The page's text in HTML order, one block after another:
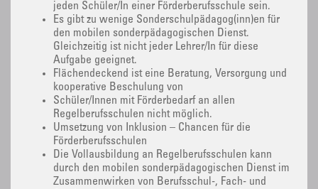
jeden Schüler/In einer Förderberufsschule sein.
Es gibt zu wenige Sonderschulpädagog(inn)en für
den mobilen sonderpädagogischen Dienst.
Gleichzeitig ist nicht jeder Lehrer/In für diese
Aufgabe geeignet.
Flächendeckend ist eine Beratung, Versorgung und
kooperative Beschulung von
Schüler/Innen mit Förderbedarf an allen
Regelberufsschulen nicht möglich.
Umsetzung von Inklusion – Chancen für die
Förderberufsschulen
Die Vollausbildung an Regelberufsschulen kann
durch den mobilen sonderpädagogischen Dienst im
Zusammenwirken von Berufsschul-, Fach- und